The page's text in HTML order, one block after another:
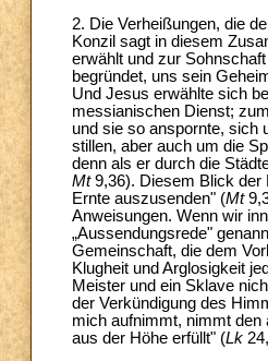
2. Die Verheißungen, die
Konzil sagt in diesem
erwählt und zur
begründet, uns sein
Und Jesus erwählte sich
messianischen Dienst;
und sie so anspornte, sich
stillen, aber auch um die
denn als er durch die
Mt9,36). Diesem Blick der
Ernte auszusenden" (Mt
Anweisungen. Wenn wir
„Aussendungsrede"
Gemeinschaft, die dem
Klugheit und Arglosigkeit
Meister und ein Sklave
der Verkündigung des
mich aufnimmt, nimmt den
aus der Höhe erfüllt" (Lk